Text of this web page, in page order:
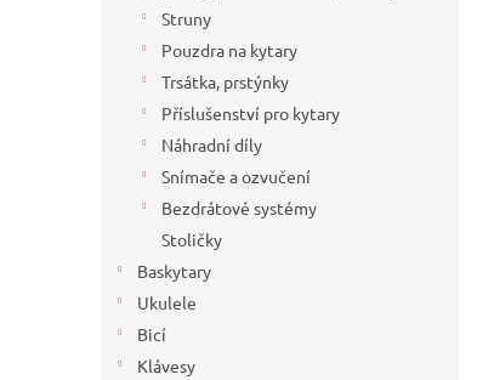
Struny
Pouzdra na kytary
Trsátka, prstýnky
Příslušenství pro kytary
Náhradní díly
Snímače a ozvučení
Bezdrátové systémy
Stoličky
Baskytary
Ukulele
Bicí
Klávesy